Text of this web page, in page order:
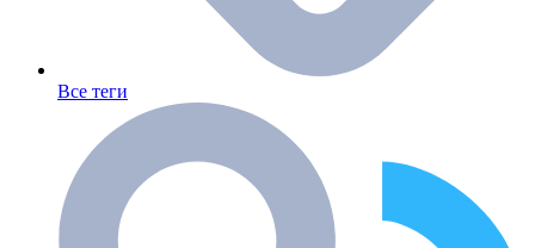
Все теги